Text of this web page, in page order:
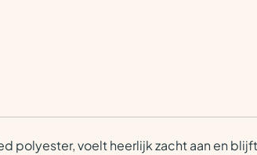
polyester, voelt heerlijk zacht aan en